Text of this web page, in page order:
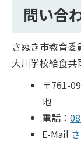
問い合
さぬき市教育
大川学校給食共
〒761-
地
電話：
E-Mail